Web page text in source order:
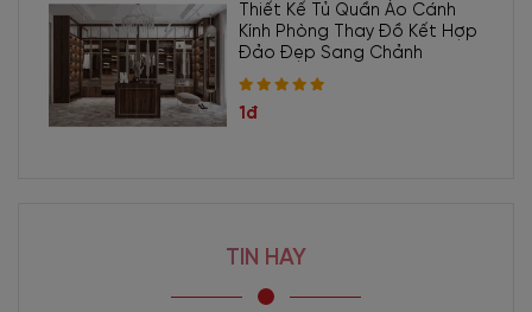
Mẫu Tủ Rượu Đẹp Hiện Đại Chất Lượng TR-2065 không chỉ
lưu trữ những chai rượu sưu tầm mà còn tôn lên nét sang trọng,
thanh lịch cho không gian.
nhìn vào cách bày trí tủ rượu có thể nhận biết độ tinh tế, thẩm mỹ,
am hiểu rượu của gia chủ.
Thiết Kế Tủ Quần Áo Cánh
Kính Phòng Thay Đồ Kết Hợp
Đảo Đẹp Sang Chảnh
1đ
TIN HAY